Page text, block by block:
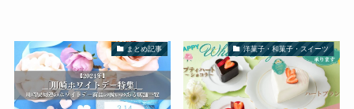
まとめ記事 洋菓子・和菓子・スイーツ